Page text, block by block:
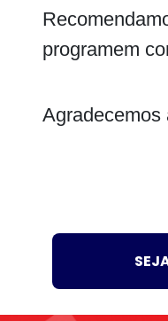
programem
Agradecemos